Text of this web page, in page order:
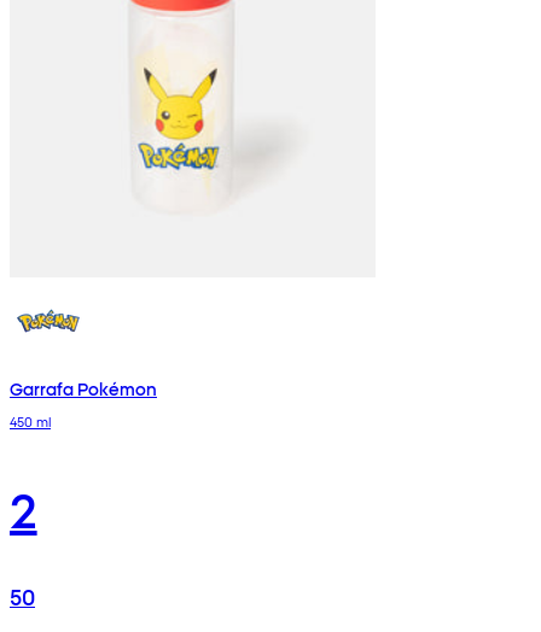
Garrafa Pokémon
450 ml
2
50